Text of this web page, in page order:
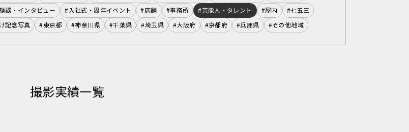
談・インタビュー #入社式・周年イベント #店舗 #事務所 #芸能人・タレント #屋内
#七五三
記念写真 #東京都 #神奈川県 #千葉県 #埼玉県 #大阪府 #京都府 #兵庫県 #その他地域
撮影実績一覧